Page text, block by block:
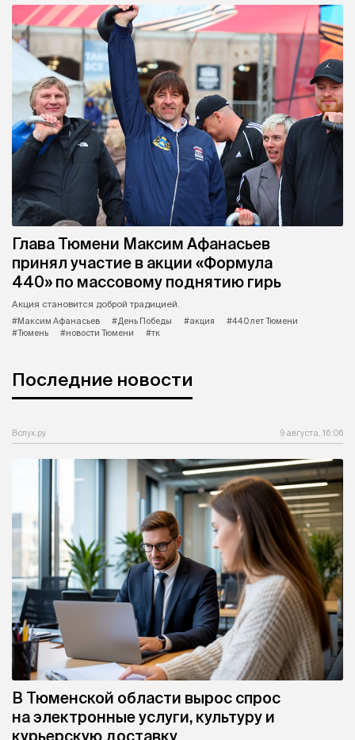
Глава Тюмени Максим Афанасьев
принял участие в акции «Формула
440» по массовому поднятию гирь
Акция становится доброй традицией.
#Максим Афанасьев
#День Победы #акция
#440 лет Тюмени
#Тюмень
#новости Тюмени #тк
Последние новости
Вслух.ру 9 августа, 16:06
В Тюменской области вырос спрос
на электронные услуги, культуру и
курьерскую доставку